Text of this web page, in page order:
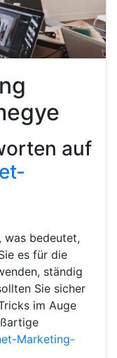
auf
was bedeutet,
es für die
ständig
Sie sicher
im Auge
Marketing-